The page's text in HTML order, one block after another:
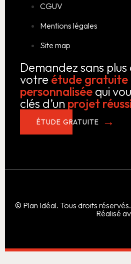
CGUV
Mentions légales
Site map
Demandez sans
votre étude gratuite
personnalisée qui
clés d’un projet réussi
ÉTUDE GRATUITE
© Plan Idéal. Tous droits réservés.
Réalisé